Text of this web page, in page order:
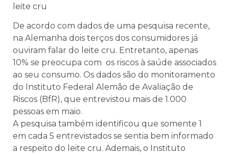
leite cru
De acordo com dados de uma pesquisa recente,
na Alemanha dois terços dos consumidores já
ouviram falar do leite cru. Entretanto, apenas
10% se preocupa com os riscos à saúde associados
ao seu consumo. Os dados são do monitoramento
do Instituto Federal Alemão de Avaliação de
Riscos (BfR), que entrevistou mais de 1.000
pessoas em maio.
A pesquisa também identificou que somente 1
em cada 5 entrevistados se sentia bem informado
a respeito do leite cru. Ademais, o Instituto